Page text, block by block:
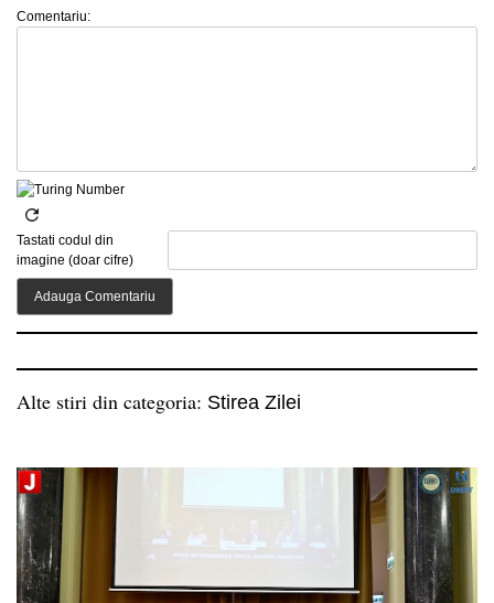
Comentariu:
Tastati codul din
imagine (doar cifre)
Alte stiri din categoria: Stirea Zilei